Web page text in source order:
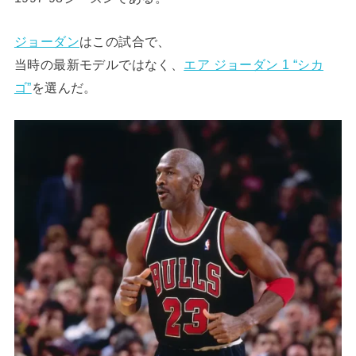
ジョーダンはこの試合で、
当時の最新モデルではなく、 エア ジョーダン 1 “シカ
ゴ”を選んだ。